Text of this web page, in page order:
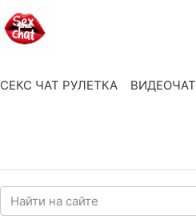
СЕКС ЧАТ РУЛЕТКА ВИДЕОЧАТ